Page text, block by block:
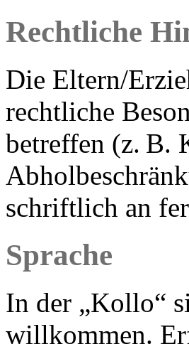
Rechtliche
Die Eltern/
rechtliche
betreffen (z. B.
schriftlich an
Sprache
In der „Kollo“
willkommen.